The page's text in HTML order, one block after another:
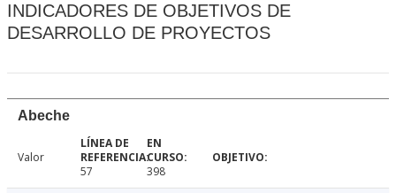
INDICADORES DE OBJETIVOS DE
DESARROLLO DE PROYECTOS
Abeche
Valor
57
398